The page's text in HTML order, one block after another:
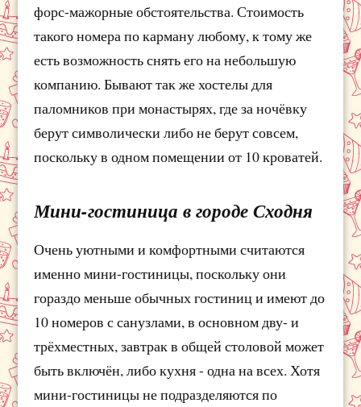
форс-мажорные обстоятельства. Стоимость
такого номера по карману любому, к тому же
есть возможность снять его на небольшую
компанию. Бывают так же хостелы для
паломников при монастырях, где за ночёвку
берут символически либо не берут совсем,
поскольку в одном помещении от 10 кроватей.
Мини-гостиница в городе Сходня
Очень уютными и комфортными считаются
именно мини-гостиницы, поскольку они
гораздо меньше обычных гостиниц и имеют до
10 номеров с санузлами, в основном дву- и
трёхместных, завтрак в общей столовой может
быть включён, либо кухня - одна на всех. Хотя
мини-гостиницы не подразделяются по